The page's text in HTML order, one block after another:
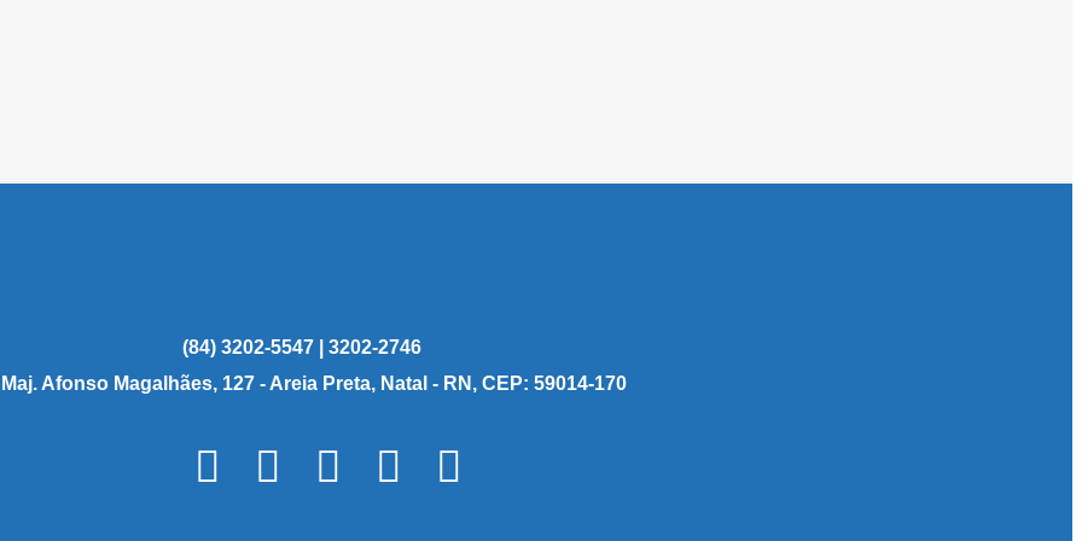
(84) 3202-5547 | 3202-2746
Afonso Magalhães, 127 - Areia Preta, Natal - RN, CEP: 59014-170